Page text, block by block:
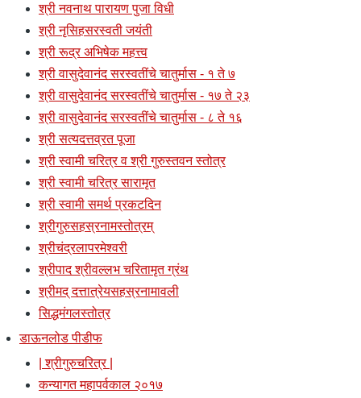
श्री नवनाथ पारायण पुजा विधी
श्री नृसिहसरस्वती जयंती
श्री रूद्र अभिषेक महत्त्व
श्री वासुदेवानंद सरस्वतींचे चातुर्मास - १ ते ७
श्री वासुदेवानंद सरस्वतींचे चातुर्मास - १७ ते २३
श्री वासुदेवानंद सरस्वतींचे चातुर्मास - ८ ते १६
श्री सत्यदत्तव्रत पूजा
श्री स्वामी चरित्र व श्री गुरुस्तवन स्तोत्र
श्री स्वामी चरित्र सारामृत
श्री स्वामी समर्थ प्रकटदिन
श्रीगुरुसहस्रनामस्तोत्रम्
श्रीचंद्रलापरमेश्वरी
श्रीपाद श्रीवल्लभ चरितामृत ग्रंथ
श्रीमद् दत्तात्रेयसहस्रनामावली
सिद्धमंगलस्तोत्र
डाऊनलोड पीडीफ
| श्रीगुरुचरित्र |
कन्यागत महापर्वकाल २०१७